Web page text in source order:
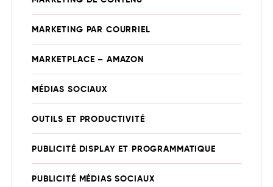
MARKETING PAR COURRIEL
MARKETPLACE – AMAZON
MÉDIAS SOCIAUX
OUTILS ET PRODUCTIVITÉ
PUBLICITÉ DISPLAY ET PROGRAMMATIQUE
PUBLICITÉ MÉDIAS SOCIAUX